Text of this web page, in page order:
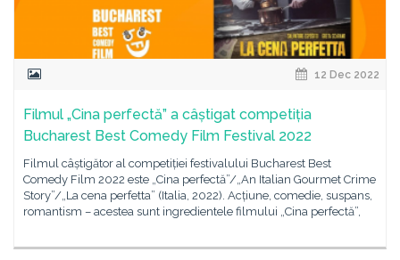
12 Dec 2022
Filmul „Cina perfectă” a câștigat competiția
Bucharest Best Comedy Film Festival 2022
Filmul câștigător al competiției festivalului Bucharest Best
Comedy Film 2022 este „Cina perfectă”/„An Italian Gourmet Crime
Story”/„La cena perfetta” (Italia, 2022). Acțiune, comedie, suspans,
romantism – acestea sunt ingredientele filmului „Cina perfectă”,